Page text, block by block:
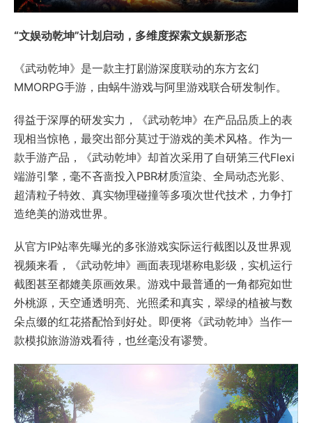
“文娱动乾坤”计划启动，多维度探索文娱新形态
《武动乾坤》是一款主打剧游深度联动的东方玄幻
MMORPG手游，由蜗牛游戏与阿里游戏联合研发制作。
得益于深厚的研发实力，《武动乾坤》在产品品质上的表
现相当惊艳，最突出部分莫过于游戏的美术风格。作为一
款手游产品，《武动乾坤》却首次采用了自研第三代Flexi
端游引擎，毫不吝啬投入PBR材质渲染、全局动态光影、
超清粒子特效、真实物理碰撞等多项次世代技术，力争打
造绝美的游戏世界。
从官方IP站率先曝光的多张游戏实际运行截图以及世界观
视频来看，《武动乾坤》画面表现堪称电影级，实机运行
截图甚至都媲美原画效果。游戏中最普通的一角都宛如世
外桃源，天空通透明亮、光照柔和真实，翠绿的植被与数
朵点缀的红花搭配恰到好处。即便将《武动乾坤》当作一
款模拟旅游游戏看待，也丝毫没有谬赞。